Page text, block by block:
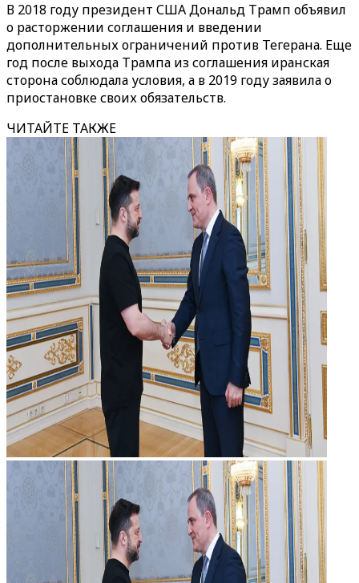
В 2018 году президент США Дональд Трамп объявил
о расторжении соглашения и введении
дополнительных ограничений против Тегерана. Еще
год после выхода Трампа из соглашения иранская
сторона соблюдала условия, а в 2019 году заявила о
приостановке своих обязательств.
ЧИТАЙТЕ ТАКЖЕ